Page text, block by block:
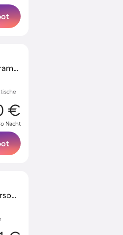
Apartment mit Garten, Terrasse und Grill | Panoramablick
€
Nacht
Schöne Wohnung mit 2 Schlafzimmern für 4 Personen